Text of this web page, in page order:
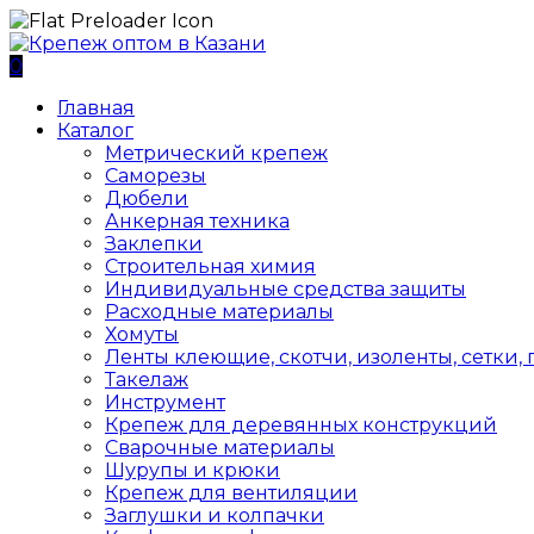
0
Главная
Каталог
Метрический крепеж
Саморезы
Дюбели
Анкерная техника
Заклепки
Строительная химия
Индивидуальные средства защиты
Расходные материалы
Хомуты
Ленты клеющие, скотчи, изоленты, сетки,
Такелаж
Инструмент
Крепеж для деревянных конструкций
Сварочные материалы
Шурупы и крюки
Крепеж для вентиляции
Заглушки и колпачки